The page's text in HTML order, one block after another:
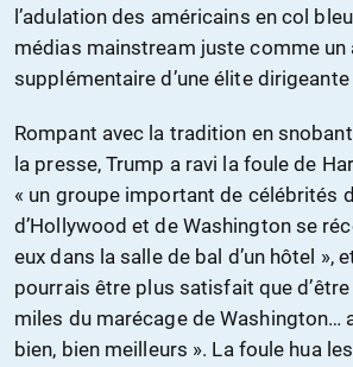
l’adulation des américains en col
médias mainstream juste comme un
supplémentaire d’une élite
Rompant avec la tradition en
la presse, Trump a ravi la foule de
« un groupe important de célébrités
d’Hollywood et de Washington se
eux dans la salle de bal d’un hôtel »,
pourrais être plus satisfait que
miles du marécage de Washington…
bien, bien meilleurs ». La foule hua